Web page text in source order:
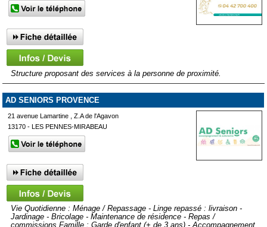
Structure proposant des services à la personne de proximité.
AD SENIORS PROVENCE
21 avenue Lamartine , Z.A de l'Agavon
13170 - LES PENNES-MIRABEAU
Vie Quotidienne : Ménage / Repassage - Linge repassé : livraison -
Jardinage - Bricolage - Maintenance de résidence - Repas /
commissions Famille : Garde d'enfant (+ de 3 ans) - Accompagnement